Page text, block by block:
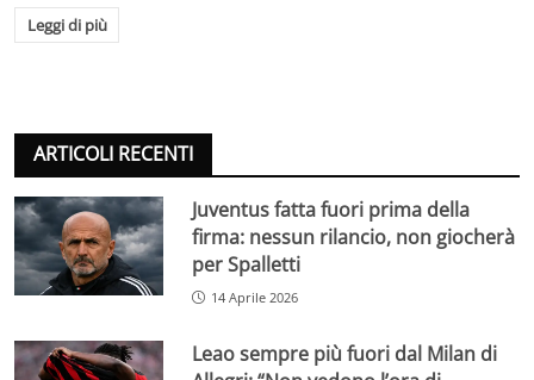
Leggi di più
ARTICOLI RECENTI
Juventus fatta fuori prima della
firma: nessun rilancio, non giocherà
per Spalletti
14 Aprile 2026
Leao sempre più fuori dal Milan di